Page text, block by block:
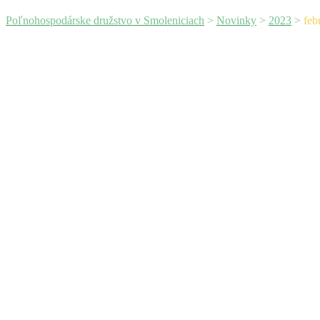
Poľnohospodárske družstvo v Smoleniciach > Novinky > 2023 >